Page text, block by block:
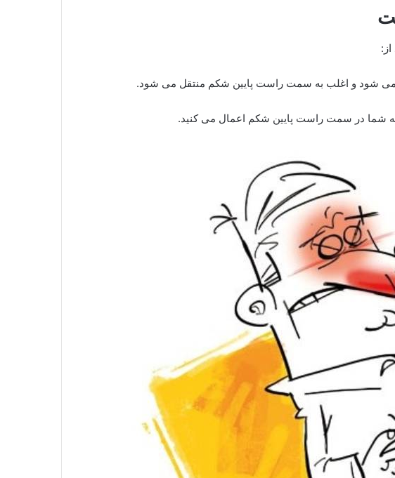
می شود و اغلب به سمت راست پایین شکم منتقل می شود.